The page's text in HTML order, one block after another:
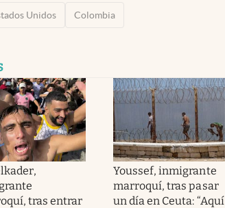
Unidos Colombia
tras entrar
Youssef, inmigrante
marroquí, tras pasar
un día en Ceuta: “Aquí